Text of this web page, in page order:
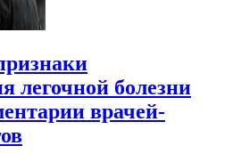
легочной болезни
врачей-